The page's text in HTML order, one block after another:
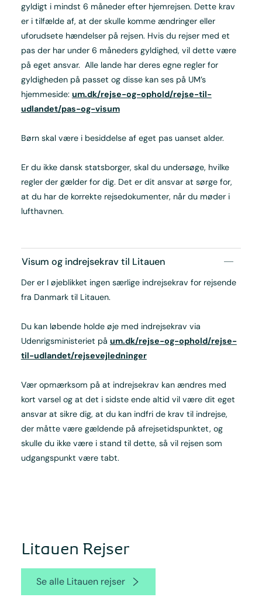
gyldigt i mindst 6 måneder efter hjemrejsen. Dette krav
er i tilfælde af, at der skulle komme ændringer eller
uforudsete hændelser på rejsen. Hvis du rejser med et
pas der har under 6 måneders gyldighed, vil dette være
på eget ansvar. Alle lande har deres egne regler for
gyldigheden på passet og disse kan ses på UM’s
hjemmeside: um.dk/rejse-og-ophold/rejse-til-
udlandet/pas-og-visum
Børn skal være i besiddelse af eget pas uanset alder.
Er du ikke dansk statsborger, skal du undersøge, hvilke
regler der gælder for dig. Det er dit ansvar at sørge for,
at du har de korrekte rejsedokumenter, når du møder i
lufthavnen.
Visum og indrejsekrav til Litauen
Der er I øjeblikket ingen særlige indrejsekrav for rejsende
fra Danmark til Litauen.
Du kan løbende holde øje med indrejsekrav via
Udenrigsministeriet på um.dk/rejse-og-ophold/rejse-
til-udlandet/rejsevejledninger
Vær opmærksom på at indrejsekrav kan ændres med
kort varsel og at det i sidste ende altid vil være dit eget
ansvar at sikre dig, at du kan indfri de krav til indrejse,
der måtte være gældende på afrejsetidspunktet, og
skulle du ikke være i stand til dette, så vil rejsen som
udgangspunkt være tabt.
Litauen Rejser
Se alle Litauen rejser